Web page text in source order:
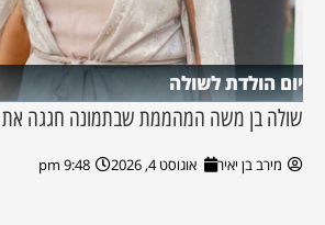
יום הולדת לשולה
שולה בן משה המהממת שבתמונה חגגה את
מירב בן יאיר אוגוסט 4, 2026 9:48 pm